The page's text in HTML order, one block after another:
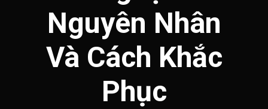
Nguyên Nhân
Và Cách Khắc
Phục